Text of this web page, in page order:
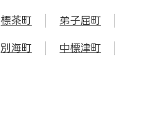
標茶町 弟子屈町
別海町 中標津町